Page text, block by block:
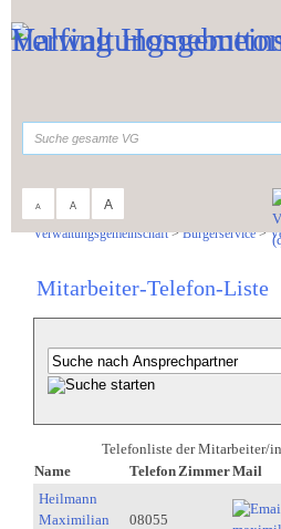
A A A
Verwaltungsgemeinschaft>Bürgerservice>
Mitarbeiter-Telefon-Liste
Telefonliste der Mitarbeiter/
Name
Telefon ZimmerMail
Heilmann
Maximilian
08055